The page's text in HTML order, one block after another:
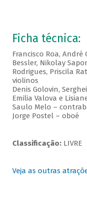
Ficha técnica:
Francisco Roa,
Bessler, Nikolay
Rodrigues, Priscila
violinos
Denis Golovin,
Emilia Valova e
Saulo Melo –
Jorge Postel – oboé
Classificação:LIVRE
Veja as outras